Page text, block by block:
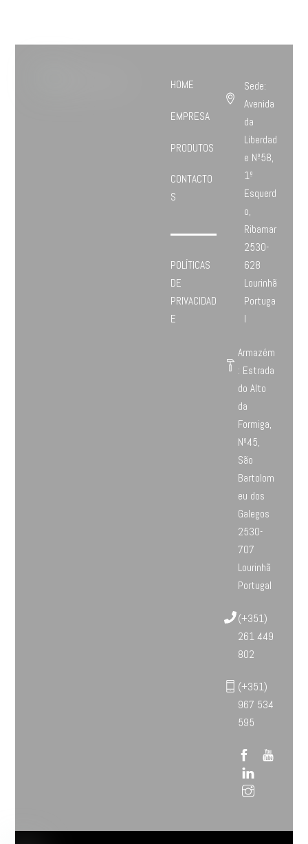
HOME
EMPRESA
PRODUTOS
CONTACTO
S
POLÍTICAS
DE
PRIVACIDAD
E
Sede:
Avenida
da
Liberdad
e Nº58,
1º
Esquerd
o,
Ribamar
2530-
628
Lourinhã
Portuga
l
Armazém
: Estrada
do Alto
da
Formiga,
Nº45,
São
Bartolom
eu dos
Galegos
2530-
707
Lourinhã
Portugal
(+351)
261 449
802
(+351)
967 534
595